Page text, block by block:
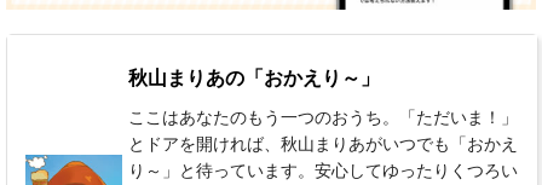
秋山まりあの「おかえり～」
ここはあなたのもう一つのおうち。「ただいま！」
とドアを開ければ、秋山まりあがいつでも「おかえ
り～」と待っています。安心してゆったりくつろい